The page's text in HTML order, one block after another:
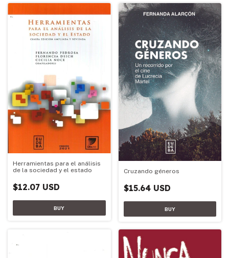
Herramientas para el análisis
de la sociedad y el estado
$12.07 USD
Cruzando géneros
$15.64 USD